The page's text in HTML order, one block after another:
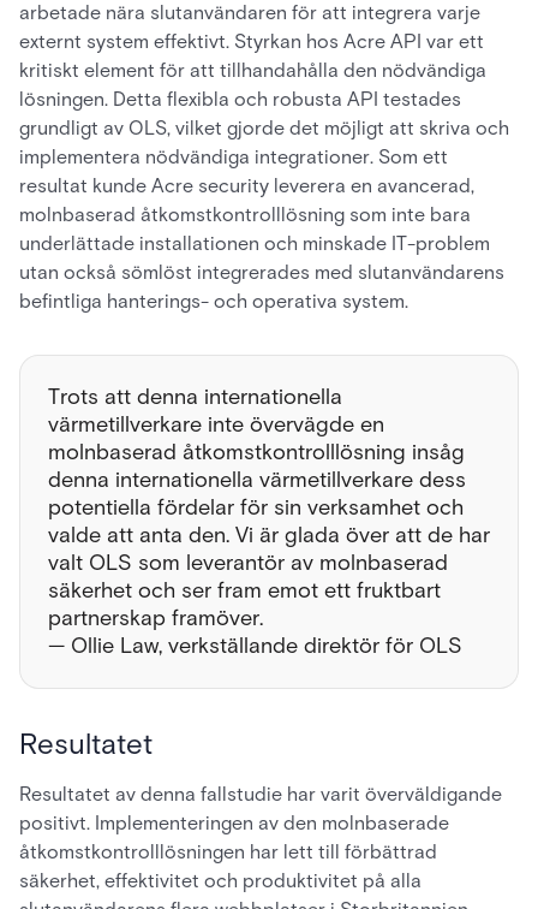
arbetade nära slutanvändaren för att integrera varje
externt system effektivt. Styrkan hos Acre API var ett
kritiskt element för att tillhandahålla den nödvändiga
lösningen. Detta flexibla och robusta API testades
grundligt av OLS, vilket gjorde det möjligt att skriva och
implementera nödvändiga integrationer. Som ett
resultat kunde Acre security leverera en avancerad,
molnbaserad åtkomstkontrolllösning som inte bara
underlättade installationen och minskade IT-problem
utan också sömlöst integrerades med slutanvändarens
befintliga hanterings- och operativa system.
Trots att denna internationella
värmetillverkare inte övervägde en
molnbaserad åtkomstkontrolllösning insåg
denna internationella värmetillverkare dess
potentiella fördelar för sin verksamhet och
valde att anta den. Vi är glada över att de har
valt OLS som leverantör av molnbaserad
säkerhet och ser fram emot ett fruktbart
partnerskap framöver.
— Ollie Law, verkställande direktör för OLS
Resultatet
Resultatet av denna fallstudie har varit överväldigande
positivt. Implementeringen av den molnbaserade
åtkomstkontrolllösningen har lett till förbättrad
säkerhet, effektivitet och produktivitet på alla